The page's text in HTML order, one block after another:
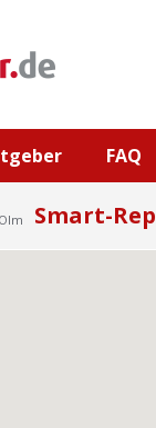
FAQ
Smart-